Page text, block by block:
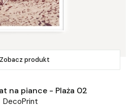
Zobacz produkt
na piance - Plaża 02
DecoPrint